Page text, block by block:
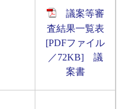
議案等審
査結果一覧表
[PDFファイル
／72KB]
議
案書